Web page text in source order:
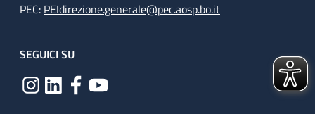
PEC: PEIdirezione.generale@pec.aosp.bo.it
SEGUICI SU